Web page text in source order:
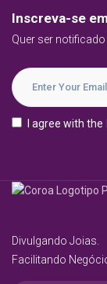
Inscreva-se
Quer ser
I agree with the
Divulgando Joias.
Facilitando